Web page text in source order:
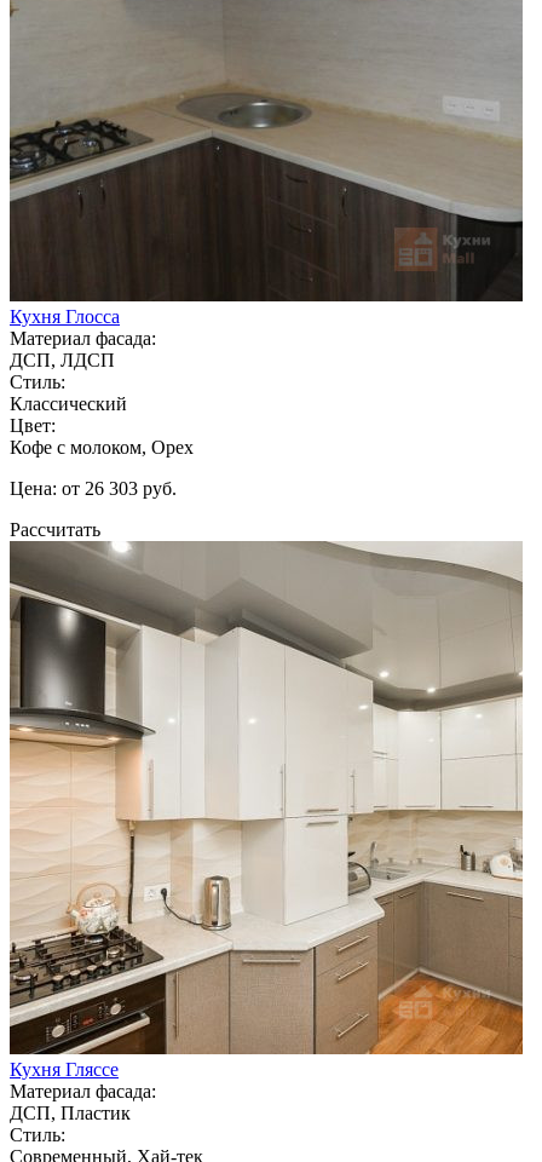
Кухня Глосса
Материал фасада:
ДСП, ЛДСП
Стиль:
Классический
Цвет:
Кофе с молоком, Орех
Цена: от 26 303 руб.
Рассчитать
Кухня Гляссе
Материал фасада:
ДСП, Пластик
Стиль:
Современный, Хай-тек